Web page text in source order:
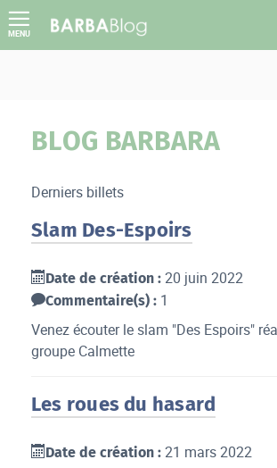
Aller
au
contenu
MENU
BLOG BARBARA
Derniers billets
Slam Des-Espoirs
Date de création : 20 juin 2022
Commentaire(s) : 1
Venez écouter le slam "Des Espoirs"
groupe Calmette
Les roues du hasard
Date de création : 21 mars 2022